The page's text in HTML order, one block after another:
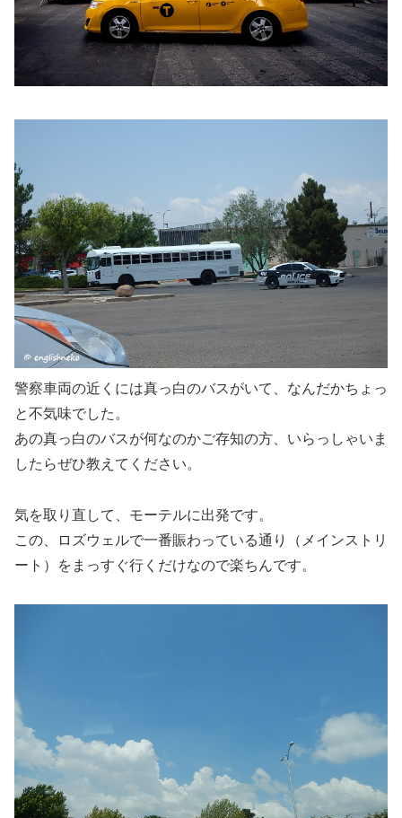
警察車両の近くには真っ白のバスがいて、なんだかちょっ
と不気味でした。
あの真っ白のバスが何なのかご存知の方、いらっしゃいま
したらぜひ教えてください。
気を取り直して、モーテルに出発です。
この、ロズウェルで一番賑わっている通り（メインストリ
ート）をまっすぐ行くだけなので楽ちんです。